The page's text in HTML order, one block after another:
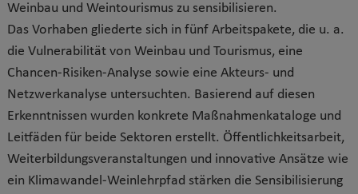
Weinbau und Weintourismus zu sensibilisieren.
Das Vorhaben gliederte sich in fünf Arbeitspakete, die u. a.
die Vulnerabilität von Weinbau und Tourismus, eine
Chancen-Risiken-Analyse sowie eine Akteurs- und
Netzwerkanalyse untersuchten. Basierend auf diesen
Erkenntnissen wurden konkrete Maßnahmenkataloge und
Leitfäden für beide Sektoren erstellt. Öffentlichkeitsarbeit,
Weiterbildungsveranstaltungen und innovative Ansätze wie
ein Klimawandel-Weinlehrpfad stärken die Sensibilisierung